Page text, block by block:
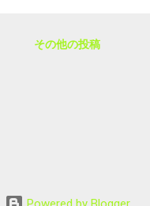
その他の投稿